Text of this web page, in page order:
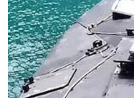
нашу національну безпеку,
виправдати такі дії»
, —